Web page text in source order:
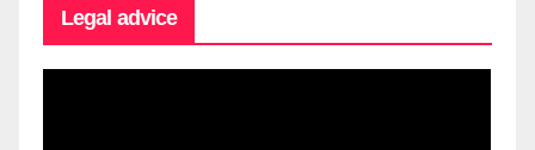
Legal advice